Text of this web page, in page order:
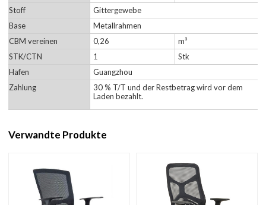
Stoff
Gittergewebe
Base
Metallrahmen
CBM vereinen
0,26
m³
STK/CTN
1
Stk
Hafen
Guangzhou
Zahlung
30 % T/T und der Restbetrag wird vor dem
Laden bezahlt.
Verwandte Produkte